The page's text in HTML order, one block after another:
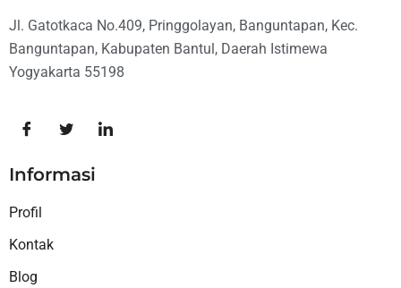
Jl. Gatotkaca No.409, Pringgolayan, Banguntapan, Kec.
Banguntapan, Kabupaten Bantul, Daerah Istimewa
Yogyakarta 55198
Informasi
Profil
Kontak
Blog